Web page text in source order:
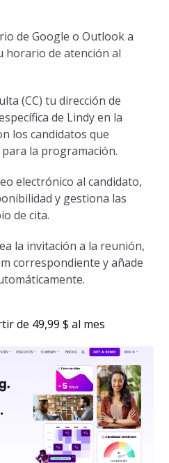
de Google o Outlook a
horario de atención al
(CC) tu dirección de
de Lindy en la
los candidatos que
la programación.
electrónico al candidato,
y gestiona las
de cita.
la invitación a la reunión,
correspondiente y añade
de 49,99 $ al mes